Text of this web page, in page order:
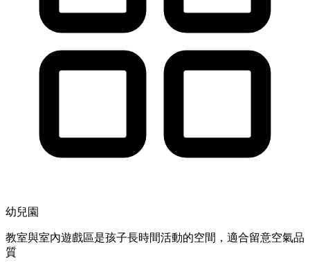
幼兒園
教室與室內遊戲區是孩子長時間活動的空間，適合留意空氣品
質